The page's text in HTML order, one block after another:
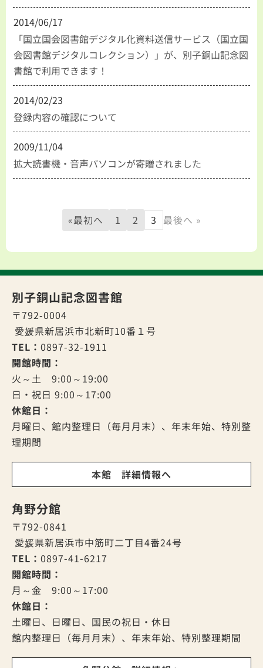
2014/06/17
「国立国会図書館デジタル化資料送信サービス（国立国
会図書館デジタルコレクション）」が、別子銅山記念図
書館で利用できます！
2014/02/23
登録内容の確認について
2009/11/04
拡大読書機・音声パソコンが寄贈されました
«最初へ 1 2 3 最後へ »
別子銅山記念図書館
〒792-0004
愛媛県新居浜市北新町10番１号
TEL： 0897-32-1911
開館時間：
火～土 9:00～19:00
日・祝日 9:00～17:00
休館日：
月曜日、館内整理日（毎月月末）、年末年始、特別整
理期間
本館 詳細情報へ
角野分館
〒792-0841
愛媛県新居浜市中筋町二丁目4番24号
TEL： 0897-41-6217
開館時間：
月～金 9:00～17:00
休館日：
土曜日、日曜日、国民の祝日・休日
館内整理日（毎月月末）、年末年始、特別整理期間